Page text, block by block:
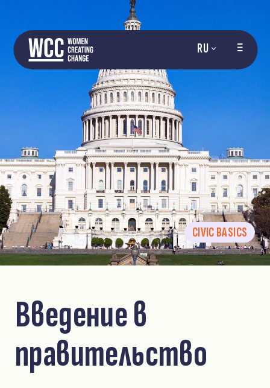
RU
CIVIC BASICS
Введение в
правительство